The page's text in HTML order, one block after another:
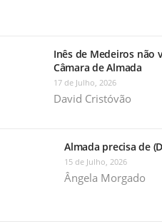
Inês de Medeiros não
Câmara de Almada
17 de Julho, 2026
David Cristóvão
Almada precisa de
15 de Julho, 2026
Ângela Morgado